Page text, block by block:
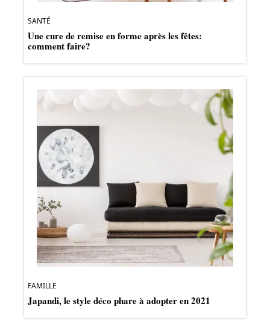
SANTÉ
Une cure de remise en forme après les fêtes:
comment faire?
FAMILLE
Japandi, le style déco phare à adopter en 2021